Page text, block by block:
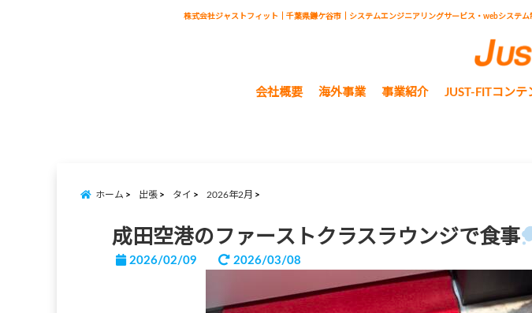
株式会社ジャストフィット｜千葉県鎌ケ谷市｜システムエンジニアリングサービス・webシステ
会社概要 海外事業 事業紹介 JUST-FITコンテ
ホーム 出張 タイ 2026年2月
成田空港のファーストクラスラウンジで食事
2026/02/09 2026/03/08